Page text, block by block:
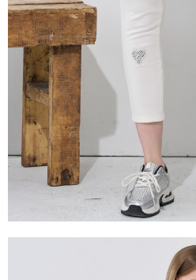
【注意事項】
１．透過由恩沛科技股份有限公司提供之
易，需依本服務之必要範圍內提供個人資
權轉讓予恩沛科技股份有限公司。
２．關於個人資料處理事宜，請瀏覽以下
https://aftee.tw/terms/#terms3
３．未成年的使用者請事先徵得法定代
「AFTEE先享後付」，若未經同意申辦者
任。
４．使用「AFTEE先享後付」時，將依
時審查核予不同之上限額度；若仍有額度
請求用戶進行身份認證。
５．嚴禁一人註冊多個帳號或使用他人
恩沛科技股份有限公司將有權停止該用